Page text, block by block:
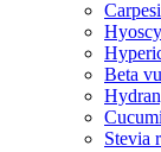
Beta
Stevia